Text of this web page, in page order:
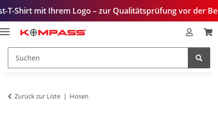
Ihrem Logo – zur Qualitätsprüfung vor der Bestellung.
Zurück zur Liste Hosen